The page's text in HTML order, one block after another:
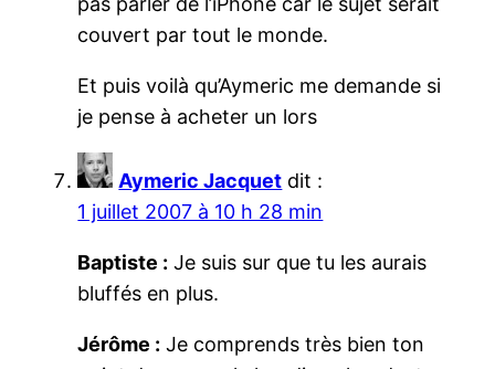
couvert par tout le monde.
Et puis voilà qu’Aymeric me demande si
je pense à acheter un lors
Aymeric Jacquet dit :
1 juillet 2007 à 10 h 28 min
Baptiste : Je suis sur que tu les aurais
bluffés en plus.
Jérôme : Je comprends très bien ton